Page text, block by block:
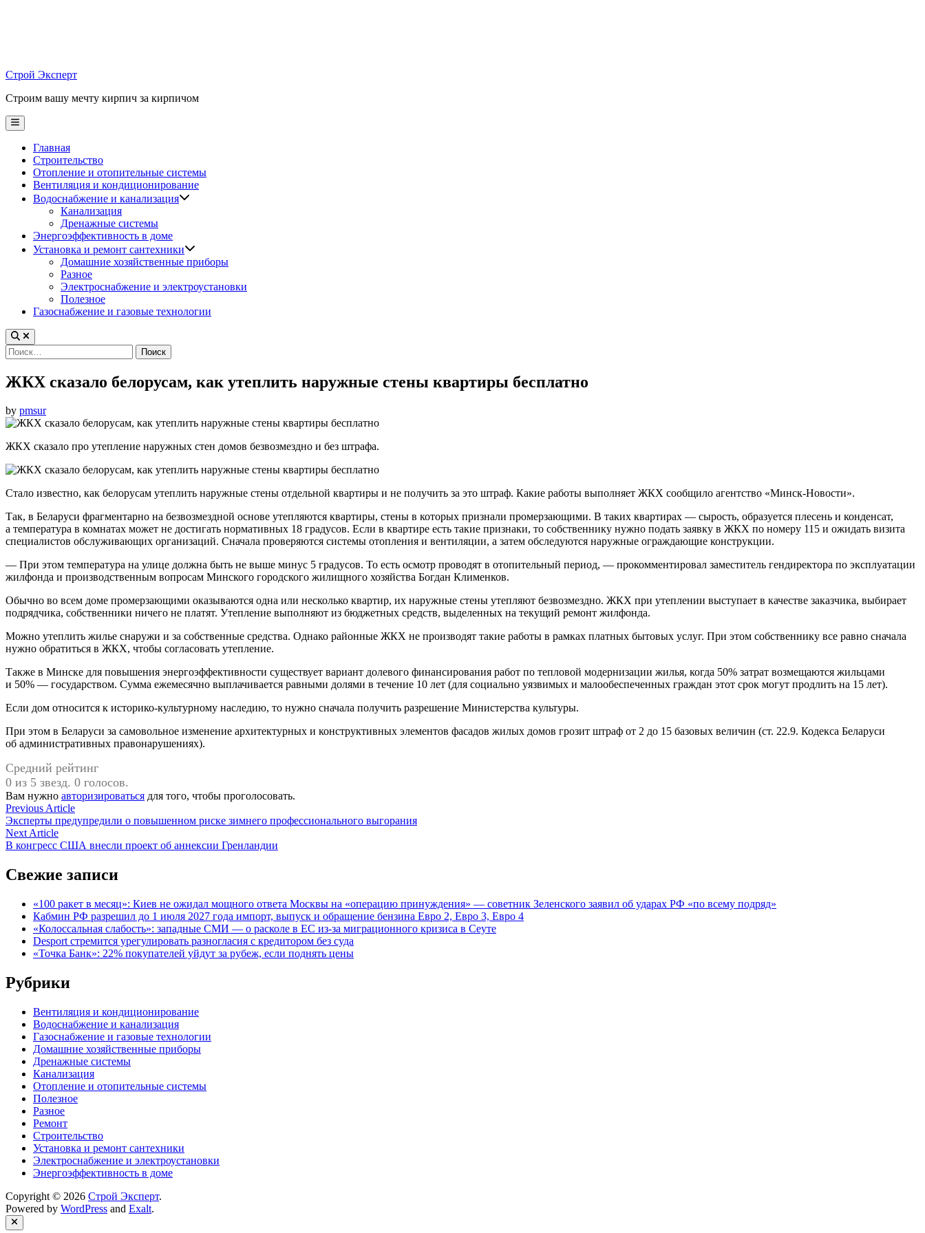
Строй Эксперт
Строим вашу мечту кирпич за кирпичом
Main
Menu
Главная
Строительство
Отопление и отопительные системы
Вентиляция и кондиционирование
Водоснабжение и канализация
Канализация
Дренажные системы
Энергоэффективность в доме
Установка и ремонт сантехники
Домашние хозяйственные приборы
Разное
Электроснабжение и электроустановки
Полезное
Газоснабжение и газовые технологии
Найти:
ЖКХ сказало белорусам, как утеплить наружные стены квартиры бесплатно
by pmsur
ЖКХ сказало про утепление наружных стен домов безвозмездно и без штрафа.
Стало известно, как белорусам утеплить наружные стены отдельной квартиры и не получить за это штраф. Какие работы выполняет ЖКХ сообщило агентство «Минск-Новости».
Так, в Беларуси фрагментарно на безвозмездной основе утепляются квартиры, стены в которых признали промерзающими. В таких квартирах — сырость, образуется плесень и конденсат,
а температура в комнатах может не достигать нормативных 18 градусов. Если в квартире есть такие признаки, то собственнику нужно подать заявку в ЖКХ по номеру 115 и ожидать визита
специалистов обслуживающих организаций. Сначала проверяются системы отопления и вентиляции, а затем обследуются наружные ограждающие конструкции.
— При этом температура на улице должна быть не выше минус 5 градусов. То есть осмотр проводят в отопительный период, — прокомментировал заместитель гендиректора по эксплуатации
жилфонда и производственным вопросам Минского городского жилищного хозяйства Богдан Клименков.
Обычно во всем доме промерзающими оказываются одна или несколько квартир, их наружные стены утепляют безвозмездно. ЖКХ при утеплении выступает в качестве заказчика, выбирает
подрядчика, собственники ничего не платят. Утепление выполняют из бюджетных средств, выделенных на текущий ремонт жилфонда.
Можно утеплить жилье снаружи и за собственные средства. Однако районные ЖКХ не производят такие работы в рамках платных бытовых услуг. При этом собственнику все равно сначала
нужно обратиться в ЖКХ, чтобы согласовать утепление.
Также в Минске для повышения энергоэффективности существует вариант долевого финансирования работ по тепловой модернизации жилья, когда 50% затрат возмещаются жильцами
и 50% — государством. Сумма ежемесячно выплачивается равными долями в течение 10 лет (для социально уязвимых и малообеспеченных граждан этот срок могут продлить на 15 лет).
Если дом относится к историко-культурному наследию, то нужно сначала получить разрешение Министерства культуры.
При этом в Беларуси за самовольное изменение архитектурных и конструктивных элементов фасадов жилых домов грозит штраф от 2 до 15 базовых величин (ст. 22.9. Кодекса Беларуси
об административных правонарушениях).
Средний рейтинг
0 из 5 звезд. 0 голосов.
Вам нужно авторизироваться для того, чтобы проголосовать.
Навигация
по
записям
Previous ArticlePrevious
article:
Эксперты предупредили о повышенном риске зимнего профессионального выгорания
Next ArticleNext
article:
В конгресс США внесли проект об аннексии Гренландии
Свежие записи
«100 ракет в месяц»: Киев не ожидал мощного ответа Москвы на «операцию принуждения» — советник Зеленского заявил об ударах РФ «по всему подряд»
Кабмин РФ разрешил до 1 июля 2027 года импорт, выпуск и обращение бензина Евро 2, Евро 3, Евро 4
«Колоссальная слабость»: западные СМИ — о расколе в ЕС из-за миграционного кризиса в Сеуте
Desport стремится урегулировать разногласия с кредитором без суда
«Точка Банк»: 22% покупателей уйдут за рубеж, если поднять цены
Рубрики
Вентиляция и кондиционирование
Водоснабжение и канализация
Газоснабжение и газовые технологии
Домашние хозяйственные приборы
Дренажные системы
Канализация
Отопление и отопительные системы
Полезное
Разное
Ремонт
Строительство
Установка и ремонт сантехники
Электроснабжение и электроустановки
Энергоэффективность в доме
Copyright © 2026 Строй Эксперт.
Powered by WordPress and Exalt.
Close